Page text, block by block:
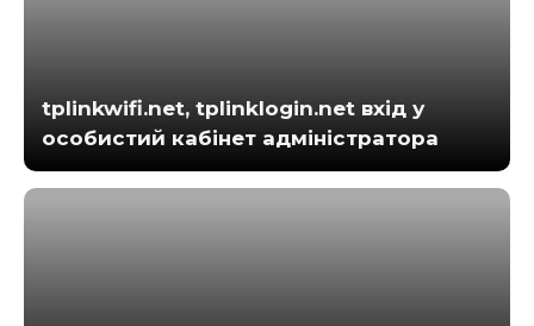
tplinkwifi.net, tplinklogin.net вхід у
особистий кабінет адміністратора